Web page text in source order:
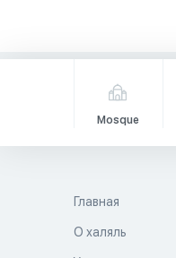
Mosque
Главная
О халяль